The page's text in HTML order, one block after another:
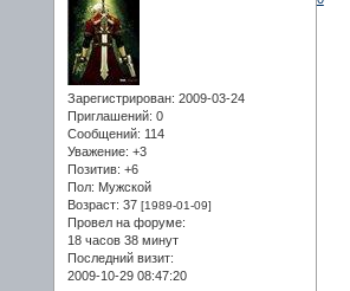
Зарегистрирован: 2009-03-24
Приглашений: 0
Сообщений: 114
Уважение: +3
Позитив: +6
Пол: Мужской
Возраст: 37 [1989-01-09]
Провел на форуме:
18 часов 38 минут
Последний визит:
2009-10-29 08:47:20